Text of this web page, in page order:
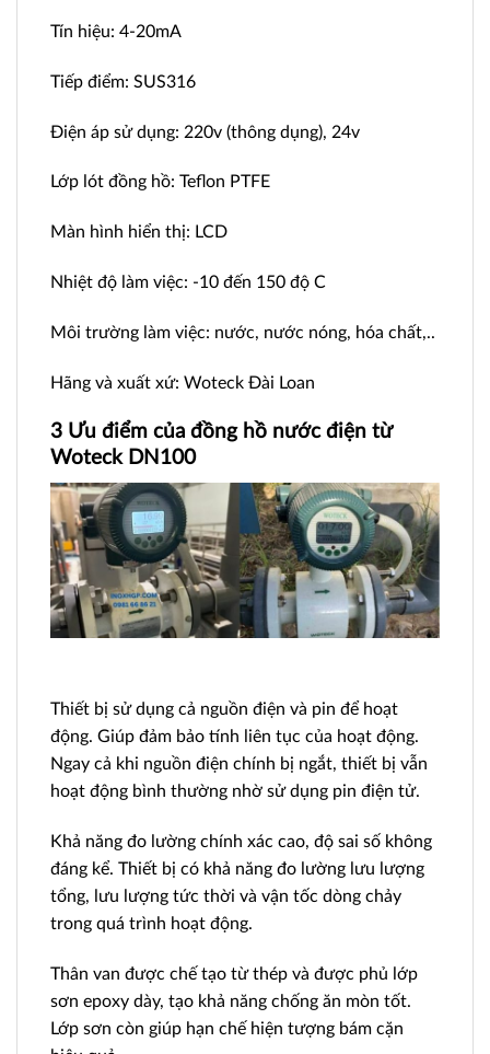
Tín hiệu: 4-20mA
Tiếp điểm: SUS316
Điện áp sử dụng: 220v (thông dụng), 24v
Lớp lót đồng hồ: Teflon PTFE
Màn hình hiển thị: LCD
Nhiệt độ làm việc: -10 đến 150 độ C
Môi trường làm việc: nước, nước nóng, hóa chất,..
Hãng và xuất xứ: Woteck Đài Loan
3 Ưu điểm của đồng hồ nước điện từ
Woteck DN100
Thiết bị sử dụng cả nguồn điện và pin để hoạt
động. Giúp đảm bảo tính liên tục của hoạt động.
Ngay cả khi nguồn điện chính bị ngắt, thiết bị vẫn
hoạt động bình thường nhờ sử dụng pin điện tử.
Khả năng đo lường chính xác cao, độ sai số không
đáng kể. Thiết bị có khả năng đo lường lưu lượng
tổng, lưu lượng tức thời và vận tốc dòng chảy
trong quá trình hoạt động.
Thân van được chế tạo từ thép và được phủ lớp
sơn epoxy dày, tạo khả năng chống ăn mòn tốt.
Lớp sơn còn giúp hạn chế hiện tượng bám cặn